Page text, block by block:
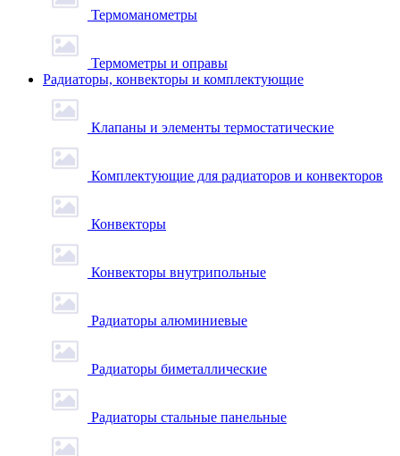
Термоманометры
Термометры и оправы
Радиаторы, конвекторы и комплектующие
Клапаны и элементы термостатические
Комплектующие для радиаторов и конвекторов
Конвекторы
Конвекторы внутрипольные
Радиаторы алюминиевые
Радиаторы биметаллические
Радиаторы стальные панельные